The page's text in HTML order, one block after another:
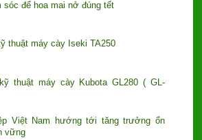
sóc để hoa mai nở đúng tết
thuật máy cày Iseki TA250
thuật máy cày Kubota GL280 ( GL-
Việt Nam hướng tới tăng trưởng ổn
vững